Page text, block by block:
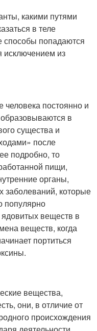
какими путями
в теле
способы попадаются
исключением из
человека постоянно и
в
существа и
после
подробно, то
пищи,
органы,
заболеваний, которые
популярно
веществ в
веществ, когда
портиться
вещества,
они, в отличие от
происхождения